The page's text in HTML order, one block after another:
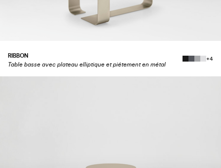
RIBBON
Table basse avec plateau elliptique et piétement en métal
+4